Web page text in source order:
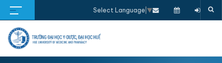
Select Language ▼